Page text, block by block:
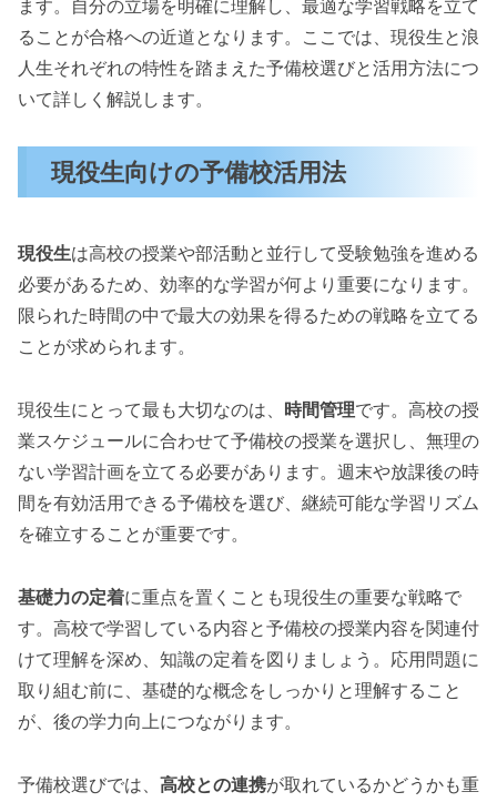
ます。自分の立場を明確に理解し、最適な学習戦略を立て
ることが合格への近道となります。ここでは、現役生と浪
人生それぞれの特性を踏まえた予備校選びと活用方法につ
いて詳しく解説します。
現役生向けの予備校活用法
現役生は高校の授業や部活動と並行して受験勉強を進める
必要があるため、効率的な学習が何より重要になります。
限られた時間の中で最大の効果を得るための戦略を立てる
ことが求められます。
現役生にとって最も大切なのは、 時間管理です。高校の授
業スケジュールに合わせて予備校の授業を選択し、無理の
ない学習計画を立てる必要があります。週末や放課後の時
間を有効活用できる予備校を選び、継続可能な学習リズム
を確立することが重要です。
基礎力の定着に重点を置くことも現役生の重要な戦略で
す。高校で学習している内容と予備校の授業内容を関連付
けて理解を深め、知識の定着を図りましょう。応用問題に
取り組む前に、基礎的な概念をしっかりと理解すること
が、後の学力向上につながります。
予備校選びでは、 高校との連携が取れているかどうかも重